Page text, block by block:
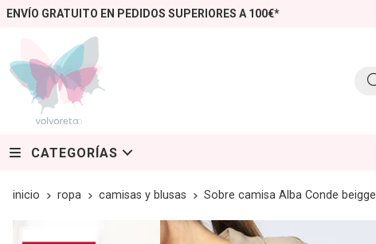
ENVÍO GRATUITO EN PEDIDOS SUPERIORES A 100€*
CATEGORÍAS
inicio ropa camisas y blusas Sobre camisa Alba Conde beigge